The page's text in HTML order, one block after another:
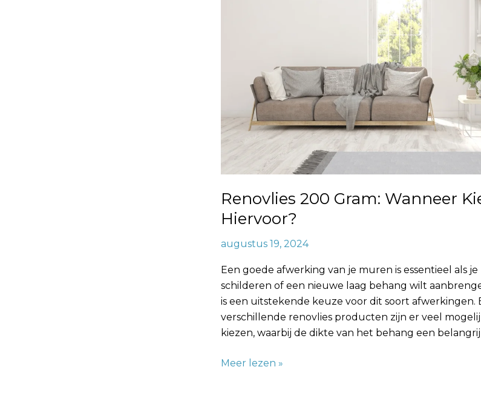
Renovlies 200 Gram: Wanneer
Hiervoor?
augustus 19, 2024
Een goede afwerking van je muren is essentieel als
schilderen of een nieuwe laag behang wilt
is een uitstekende keuze voor dit soort afwerkingen.
verschillende renovlies producten zijn er veel
kiezen, waarbij de dikte van het behang een
Meer lezen »